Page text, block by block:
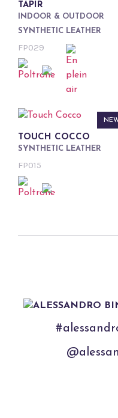
TAPIR
INDOOR & OUTDOOR
SYNTHETIC LEATHER
FP029
TOUCH COCCO
SYNTHETIC LEATHER
FP015